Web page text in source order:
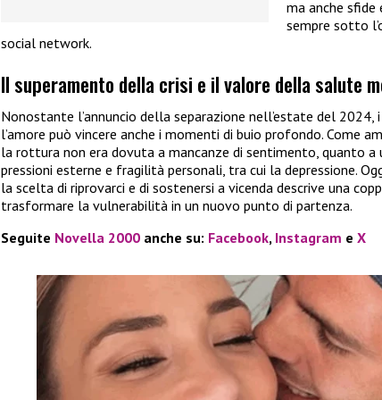
ma anche
sempre sotto
social network.
Il superamento della crisi e il valore della salute
Nonostante l’annuncio della separazione nell’estate del 2024,
l’amore può vincere anche i momenti di buio profondo. Come
la rottura non era dovuta a mancanze di sentimento, quanto a
pressioni esterne e fragilità personali, tra cui la depressione.
la scelta di riprovarci e di sostenersi a vicenda descrive una
trasformare la vulnerabilità in un nuovo punto di partenza.
Seguite Novella 2000 anche su: Facebook, Instagram e X